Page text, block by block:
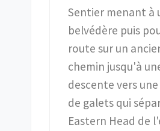
Sentier menant à
belvédère puis
route sur un
chemin jusqu'à
descente vers
de galets qui
Eastern Head de